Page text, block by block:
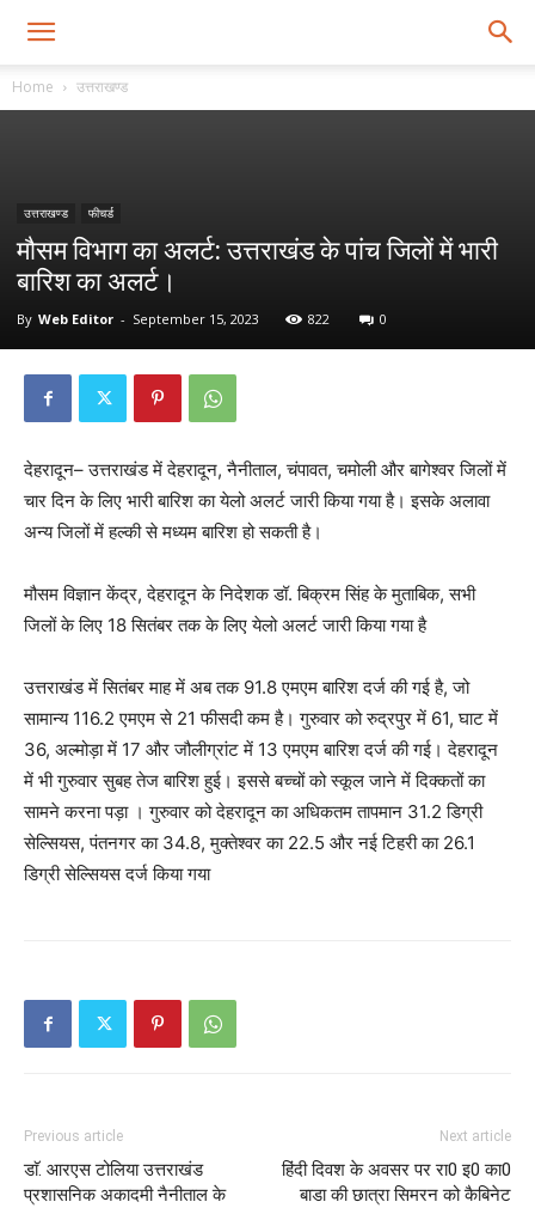
Home उत्तराखण्ड
उत्तराखण्ड फीचर्ड
मौसम विभाग का अलर्ट: उत्तराखंड के पांच जिलों में भारी
बारिश का अलर्ट।
By Web Editor - September 15, 2023 822 0
देहरादून– उत्तराखंड में देहरादून, नैनीताल, चंपावत, चमोली और बागेश्वर जिलों में
चार दिन के लिए भारी बारिश का येलो अलर्ट जारी किया गया है। इसके अलावा
अन्य जिलों में हल्की से मध्यम बारिश हो सकती है।
मौसम विज्ञान केंद्र, देहरादून के निदेशक डॉ. बिक्रम सिंह के मुताबिक, सभी
जिलों के लिए 18 सितंबर तक के लिए येलो अलर्ट जारी किया गया है
उत्तराखंड में सितंबर माह में अब तक 91.8 एमएम बारिश दर्ज की गई है, जो
सामान्य 116.2 एमएम से 21 फीसदी कम है। गुरुवार को रुद्रपुर में 61, घाट में
36, अल्मोड़ा में 17 और जौलीग्रांट में 13 एमएम बारिश दर्ज की गई। देहरादून
में भी गुरुवार सुबह तेज बारिश हुई। इससे बच्चों को स्कूल जाने में दिक्कतों का
सामने करना पड़ा । गुरुवार को देहरादून का अधिकतम तापमान 31.2 डिग्री
सेल्सियस, पंतनगर का 34.8, मुक्तेश्वर का 22.5 और नई टिहरी का 26.1
डिग्री सेल्सियस दर्ज किया गया
Previous article
डाॅ. आरएस टोलिया उत्तराखंड
प्रशासनिक अकादमी नैनीताल के
Next article
हिंदी दिवश के अवसर पर रा0 इ0 का0
बाडा की छात्रा सिमरन को कैबिनेट